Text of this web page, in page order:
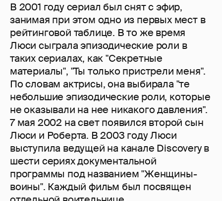
В 2001 году сериал был снят с эфир,
занимая при этом одно из первых мест в
рейтинговой таблице. В то же время
Люси сыграла эпизодические роли в
таких сериалах, как "Секретные
материалы", "Ты только пристрели меня".
По словам актрисы, она выбирала "те
небольшие эпизодические роли, которые
не оказывали на нее никакого давления".
7 мая 2002 на свет появился второй сын
Люси и Роберта. В 2003 году Люси
выступила ведущей на канале Discovery в
шести сериях документальной
программы под названием "Женщины-
воины". Каждый фильм был посвящен